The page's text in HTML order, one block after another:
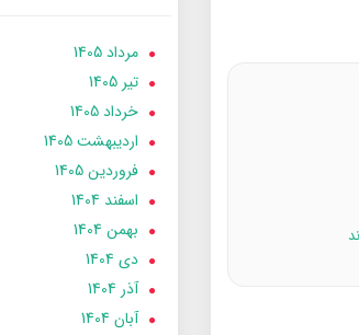
مرداد 1405
تير 1405
خرداد 1405
ارديبهشت 1405
فروردین 1405
اسفند 1404
بهمن 1404
دی 1404
آذر 1404
آبان 1404